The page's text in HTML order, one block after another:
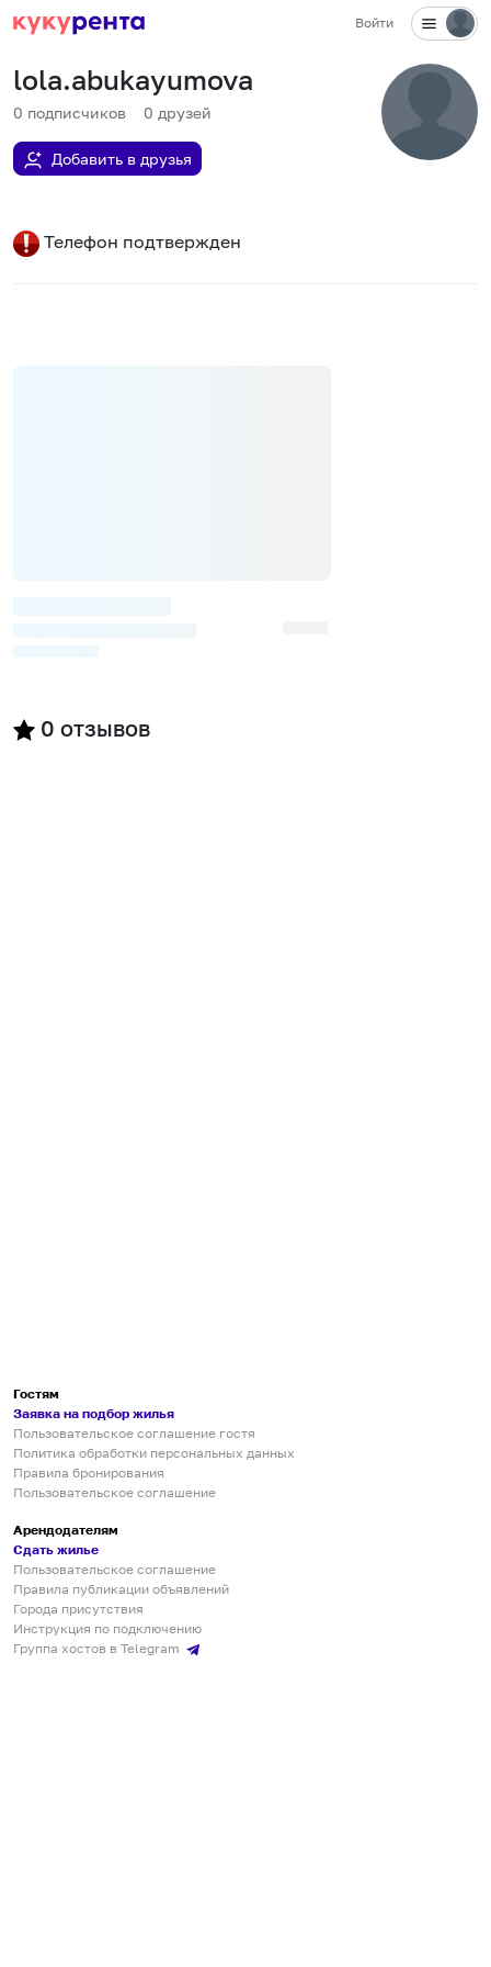
Войти
lola.abukayumova
0 подписчиков 0 друзей
Добавить в друзья
Телефон подтвержден
0 отзывов
Гостям
Заявка на подбор жилья
Пользовательское соглашение гостя
Политика обработки персональных данных
Правила бронирования
Пользовательское соглашение
Арендодателям
Сдать жилье
Пользовательское соглашение
Правила публикации объявлений
Города присутствия
Инструкция по подключению
Группа хостов в Telegram